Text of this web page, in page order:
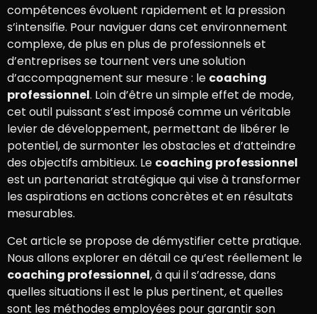
compétences évoluent rapidement et la pression
s’intensifie. Pour naviguer dans cet environnement
complexe, de plus en plus de professionnels et
d’entreprises se tournent vers une solution
d’accompagnement sur mesure : le coaching
professionnel. Loin d’être un simple effet de mode,
cet outil puissant s’est imposé comme un véritable
levier de développement, permettant de libérer le
potentiel, de surmonter les obstacles et d’atteindre
des objectifs ambitieux. Le coaching professionnel
est un partenariat stratégique qui vise à transformer
les aspirations en actions concrètes et en résultats
mesurables.
Cet article se propose de démystifier cette pratique.
Nous allons explorer en détail ce qu’est réellement le
coaching professionnel, à qui il s’adresse, dans
quelles situations il est le plus pertinent, et quelles
sont les méthodes employées pour garantir son